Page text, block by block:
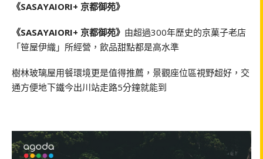
《SASAYAIORI+ 京都御苑》
《SASAYAIORI+ 京都御苑》 由超過300年歷史的京菓子老店
「笹屋伊織」所經營，飲品甜點都是高水準
樹林玻璃屋用餐環境更是值得推薦，景觀座位區視野超好，交
通方便地下鐵今出川站走路5分鐘就能到